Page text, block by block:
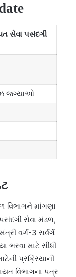
સેવા પસંદગી
જગ્યાઓ
વિભાગને માંગણા
સેવા મંડળ,
વર્ગ-3 સર્વર્ગ
ભરવા માટે સીધી
પ્રક્રિયાની
વિભાગના પત્ર